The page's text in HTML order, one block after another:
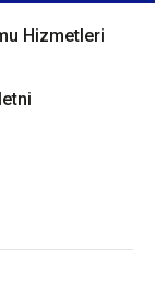
Hizmetleri